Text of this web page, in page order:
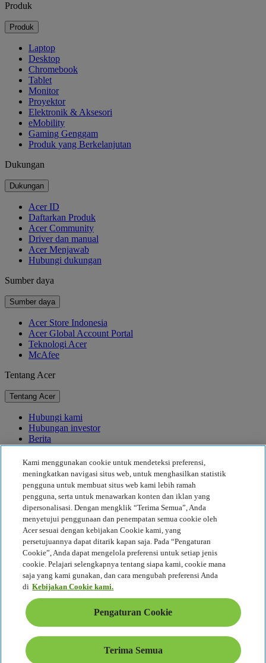
Produk
Produk
Laptop
Desktop
Chromebook
Tablet
Monitor
Proyektor
Elektronik & Aksesori
eMobility
Gaming Genggam
Produk yang Berkelanjutan
Dukungan
Dukungan
Acer ID
Daftarkan Produk
Acer Community
Driver dan manual
Acer Menjawab
Hubungi dukungan
Sumber daya
Sumber daya
Acer Store Indonesia
Acer Global Account Portal
Teknologi Acer
McAfee
Tentang Acer
Tentang Acer
Hubungi kami
Hubungan investor
Berita
Penghargaan
Acara
Keberlanjutan
Keberlanjutan
Tanggung Jawab Sosial Perusahaan
Jejak Karbon Produk
Proyek Kemanusiaan
Earthion
Kebijakan Privasi
Kebijakan Cookie
Pemberitahuan Hukum
Informasi Tambahan Seputar Hukum
Kebijakan Aksesibilitas
Pengaturan Cookie
Indonesia - Bahasa
© 2026 Acer Inc.
Kami menggunakan cookie untuk mendeteksi preferensi,
meningkatkan navigasi situs web, untuk menghasilkan statistik
pengguna untuk membuat situs web kami lebih ramah
pengguna, serta untuk menawarkan konten dan iklan yang
dipersonalisasi. Dengan mengklik “Terima Semua”, Anda
menyetujui penggunaan dan penempatan semua cookie oleh
Acer sesuai dengan kebijakan Cookie kami, yang
persetujuannya dapat ditarik kapan saja. Pada “Pengaturan
Cookie”, Anda dapat mengelola preferensi untuk setiap jenis
cookie. Pelajari selengkapnya tentang siapa kami, cookie mana
saja yang kami gunakan, dan cara mengubah preferensi Anda
di Kebijakan Cookie kami.
Pengaturan Cookie
Terima Semua